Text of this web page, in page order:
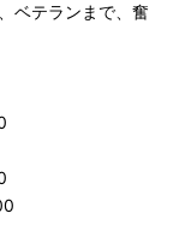
ベテランまで、奮